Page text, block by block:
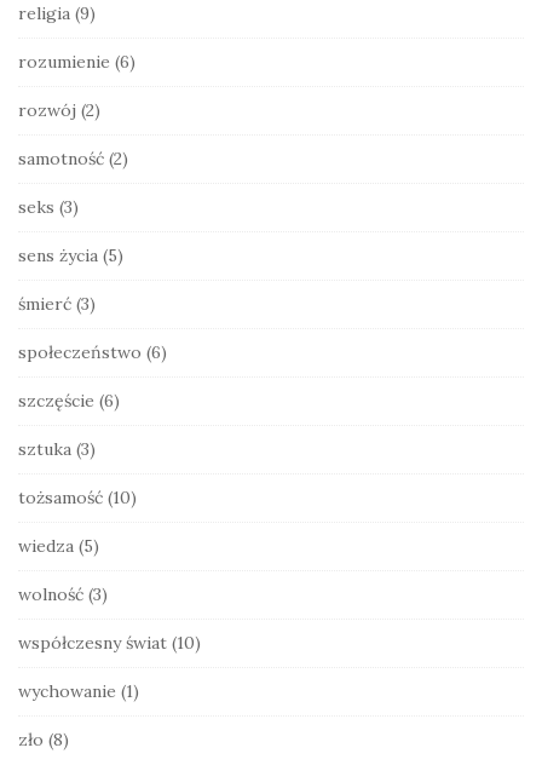
religia (9)
rozumienie (6)
rozwój (2)
samotność (2)
seks (3)
sens życia (5)
śmierć (3)
społeczeństwo (6)
szczęście (6)
sztuka (3)
tożsamość (10)
wiedza (5)
wolność (3)
współczesny świat (10)
wychowanie (1)
zło (8)